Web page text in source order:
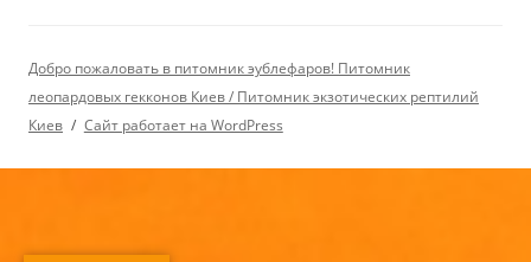
Добро пожаловать в питомник эублефаров! Питомник
леопардовых гекконов Киев / Питомник экзотических рептилий
Киев
Сайт работает на WordPress